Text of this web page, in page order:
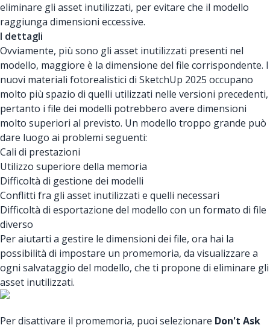
eliminare gli asset inutilizzati, per evitare che il modello
raggiunga dimensioni eccessive.
I dettagli
Ovviamente, più sono gli asset inutilizzati presenti nel
modello, maggiore è la dimensione del file corrispondente. I
nuovi materiali fotorealistici di SketchUp 2025 occupano
molto più spazio di quelli utilizzati nelle versioni precedenti,
pertanto i file dei modelli potrebbero avere dimensioni
molto superiori al previsto. Un modello troppo grande può
dare luogo ai problemi seguenti:
Cali di prestazioni
Utilizzo superiore della memoria
Difficoltà di gestione dei modelli
Conflitti fra gli asset inutilizzati e quelli necessari
Difficoltà di esportazione del modello con un formato di file
diverso
Per aiutarti a gestire le dimensioni dei file, ora hai la
possibilità di impostare un promemoria, da visualizzare a
ogni salvataggio del modello, che ti propone di eliminare gli
asset inutilizzati.
Per disattivare il promemoria, puoi selezionare Don't Ask